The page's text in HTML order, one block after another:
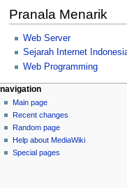
Pranala Menarik
Web Server
Sejarah Internet
Web Programming
N
a
v
g
page actions
page
discussion
read
view
source
personal tools
log
in
navigation
Main page
Recent changes
Random page
Help about MediaWiki
Special pages